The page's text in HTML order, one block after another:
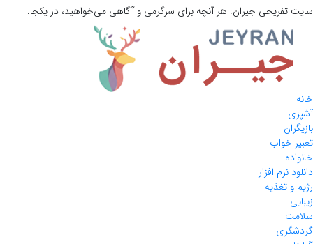
سایت تفریحی جیران: هر آنچه برای سرگرمی و آگاهی می‌خواهید، در یکجا.
خانه
آشپزی
بازیگران
تعبیر خواب
خانواده
دانلود نرم افزار
رژیم و تغذیه
زیبایی
سلامت
گردشگری